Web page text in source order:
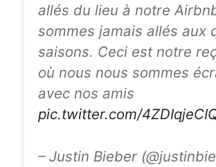
allés du lieu à notre
sommes jamais allés aux
saisons. Ceci est notre
où nous nous sommes
avec nos amis
pic.twitter.com/
– Justin Bieber